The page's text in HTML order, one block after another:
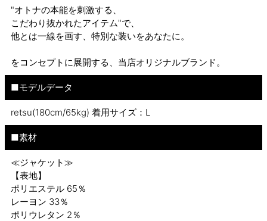
"オトナの本能を刺激する、
こだわり抜かれたアイテム"で、
他とは一線を画す、特別な装いをあなたに。
をコンセプトに展開する、当店オリジナルブランド。
■モデルデータ
retsu(180cm/65kg) 着用サイズ：L
■素材
≪ジャケット≫
【表地】
ポリエステル 65％
レーヨン 33％
ポリウレタン 2％